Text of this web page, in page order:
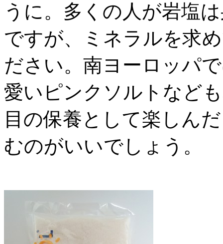
うに。多くの人が岩塩
ですが、ミネラルを求
ださい。南ヨーロッパ
愛いピンクソルトなど
目の保養として楽しん
むのがいいでしょう。